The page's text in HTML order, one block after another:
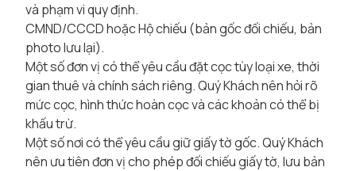
và phạm vi quy định.
CMND/CCCD hoặc Hộ chiếu (bản gốc đối chiếu, bản
photo lưu lại).
Một số đơn vị có thể yêu cầu đặt cọc tùy loại xe, thời
gian thuê và chính sách riêng. Quý Khách nên hỏi rõ
mức cọc, hình thức hoàn cọc và các khoản có thể bị
khấu trừ.
Một số nơi có thể yêu cầu giữ giấy tờ gốc. Quý Khách
nên ưu tiên đơn vị cho phép đối chiếu giấy tờ, lưu bản